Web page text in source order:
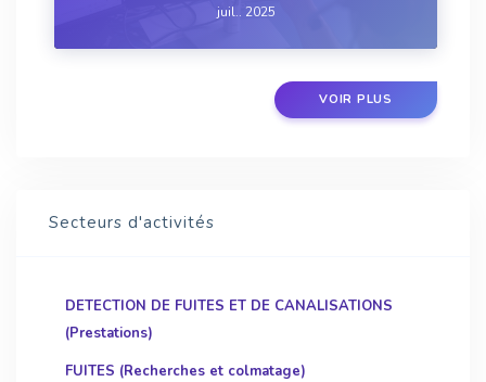
majeure dans la gestion des fuites selon
juil.. 2025
VOIR PLUS
Secteurs d'activités
DETECTION DE FUITES ET DE CANALISATIONS
(Prestations)
FUITES (Recherches et colmatage)